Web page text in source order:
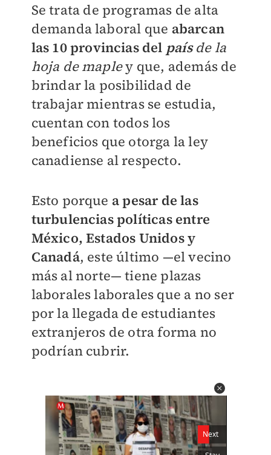
Se trata de programas de alta
demanda laboral que abarcan
las 10 provincias del paísde la
hoja de mapley que, además de
brindar la posibilidad de
trabajar mientras se estudia,
cuentan con todos los
beneficios que otorga la ley
canadiense al respecto.
Esto porque a pesar de las
turbulencias políticas entre
México, Estados Unidos y
Canadá, este último —el vecino
más al norte— tiene plazas
laborales laborales que a no ser
por la llegada de estudiantes
extranjeros de otra forma no
podrían cubrir.